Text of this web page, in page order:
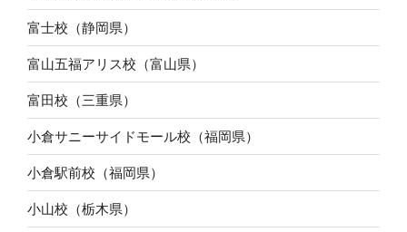
富士校（静岡県）
富山五福アリス校（富山県）
富田校（三重県）
小倉サニーサイドモール校（福岡県）
小倉駅前校（福岡県）
小山校（栃木県）